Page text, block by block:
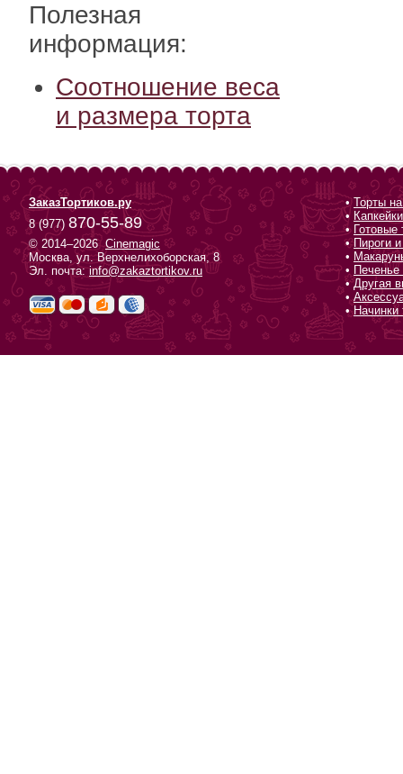
Полезная
информация:
Соотношение веса
и размера торта
ЗаказТортиков.ру
8 (977) 870-55-89
© 2014–2026Cinemagic
Москва, ул. Верхнелихоборская, 8
Эл. почта:info@zakaztortikov.ru
•Торты на
•
• Готовые
•Пироги
•
• Печенье
•Другая
•
•Начинки